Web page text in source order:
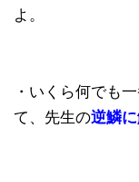
よ。
・いくら何でも
て、先生の逆鱗